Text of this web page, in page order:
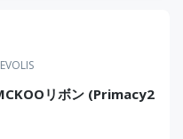
EVOLIS
リボン (Primacy2